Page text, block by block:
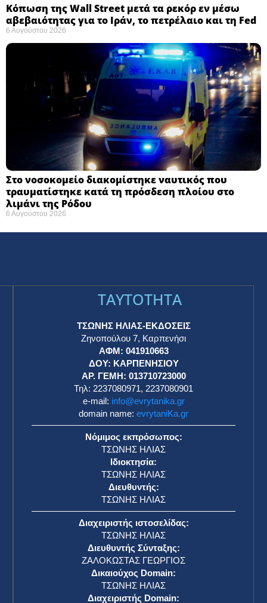
Κόπωση της Wall Street μετά τα ρεκόρ εν μέσω
αβεβαιότητας για το Ιράν, το πετρέλαιο και τη Fed
6 Αυγούστου 2026
Στο νοσοκομείο διακομίστηκε ναυτικός που
τραυματίστηκε κατά τη πρόσδεση πλοίου στο
λιμάνι της Ρόδου
6 Αυγούστου 2026
TAYTOTHTA
ΤΣΩΝΗΣ ΗΛΙΑΣ-ΕΚΔΟΣΕΙΣ
Ζηνοπούλου 7, Καρπενήσι
ΑΦΜ: 041910663
ΔΟΥ: ΚΑΡΠΕΝΗΣΙΟΥ
ΑΡ. ΓΕΜΗ: 013710723000
Τηλ: 2237080971, 2237080901
e-mail: info@evrytanika.gr
domain name: evrytaniKa.gr
Νόμιμος εκπρόσωπος:
ΤΣΩΝΗΣ ΗΛΙΑΣ
Ιδιοκτησία:
ΤΣΩΝΗΣ ΗΛΙΑΣ
Διευθυντής:
ΤΣΩΝΗΣ ΗΛΙΑΣ
Διαχειριστής ιστοσελίδας:
ΤΣΩΝΗΣ ΗΛΙΑΣ
Διευθυντής Σύνταξης:
ΖΑΛΟΚΩΣΤΑΣ ΓΕΩΡΓΙΟΣ
Δικαιούχος Domain:
ΤΣΩΝΗΣ ΗΛΙΑΣ
Διαχειριστής Domain: